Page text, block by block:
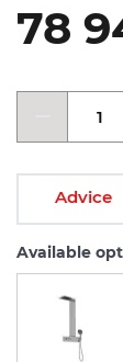
78
Advice
Available